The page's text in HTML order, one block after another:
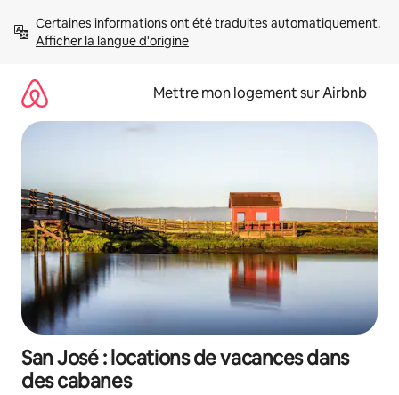
directement
Afficher la langue d'origine
Mettre mon logement sur Airbnb
San José : locations de vacances dans
des cabanes